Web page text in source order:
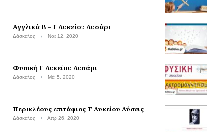
Αγγλικά Β – Γ Λυκείου Λυσάρι
Δάσκαλος Νοέ 12, 2020
Φυσική Γ Λυκείου Λυσάρι
Δάσκαλος Μάι 5, 2020
Περικλέους επιτάφιος Γ Λυκείου Λύσεις
Δάσκαλος Απρ 26, 2020